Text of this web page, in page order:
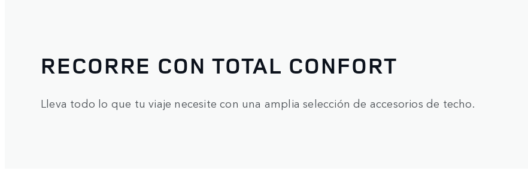
RECORRE CON TOTAL CONFORT
Lleva todo lo que tu viaje necesite con una amplia selección de accesorios de techo.